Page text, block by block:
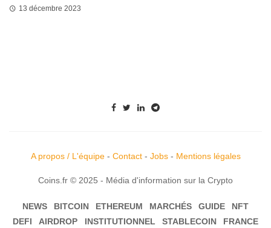
13 décembre 2023
A propos / L'équipe- Contact- Jobs- Mentions légales
Coins.fr © 2025 - Média d'information sur la Crypto
NEWS BITCOIN ETHEREUM MARCHÉS GUIDE
NFT
DEFI
AIRDROP INSTITUTIONNEL STABLECOIN FRANCE